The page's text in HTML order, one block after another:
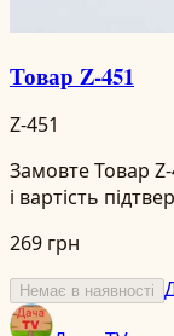
Товар Z-451
Z-451
Замовте Товар
і вартість
269 грн
Немає в наявності